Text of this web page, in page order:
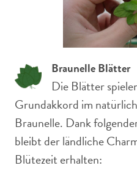
Braunelle Blätter
Die Blätter
Grundakkord im
Braunelle. Dank
bleibt der ländliche
Blütezeit erhalten: